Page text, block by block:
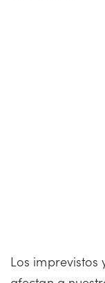
Los imprevistos